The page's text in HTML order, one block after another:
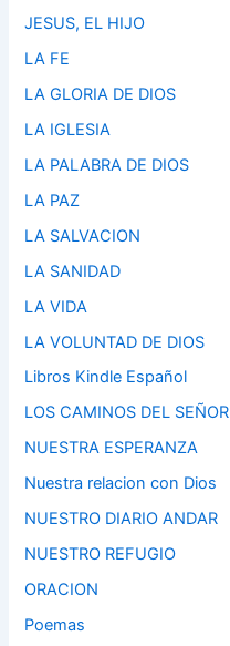
JESUS, EL HIJO
LA FE
LA GLORIA DE DIOS
LA IGLESIA
LA PALABRA DE DIOS
LA PAZ
LA SALVACION
LA SANIDAD
LA VIDA
LA VOLUNTAD DE DIOS
Libros Kindle Español
LOS CAMINOS DEL SEÑOR
NUESTRA ESPERANZA
Nuestra relacion con Dios
NUESTRO DIARIO ANDAR
NUESTRO REFUGIO
ORACION
Poemas